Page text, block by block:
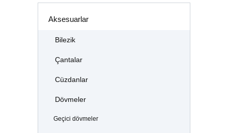
Aksesuarlar
Bilezik
Çantalar
Cüzdanlar
Dövmeler
Geçici dövmeler